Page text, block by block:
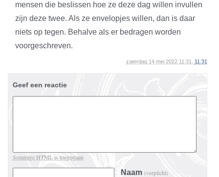
mensen die beslissen hoe ze deze dag willen invullen
zijn deze twee. Als ze envelopjes willen, dan is daar
niets op tegen. Behalve als er bedragen worden
voorgeschreven.
zaterdag 14 mei 2022 11:31, 11:31
Geef een reactie
Sommige HTML is toegestaan
Naam (verplicht)